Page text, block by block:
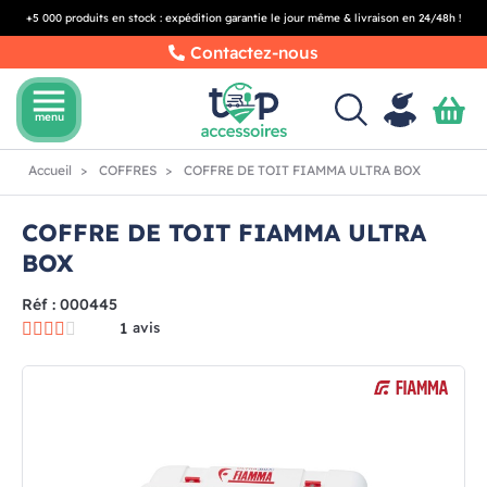
+5 000 produits en stock : expédition garantie le jour même & livraison en 24/48h !
Contactez-nous
menu
menu
Accueil COFFRES COFFRE DE TOIT FIAMMA ULTRA BOX
COFFRE DE TOIT FIAMMA ULTRA
BOX
Réf : 000445
1 avis